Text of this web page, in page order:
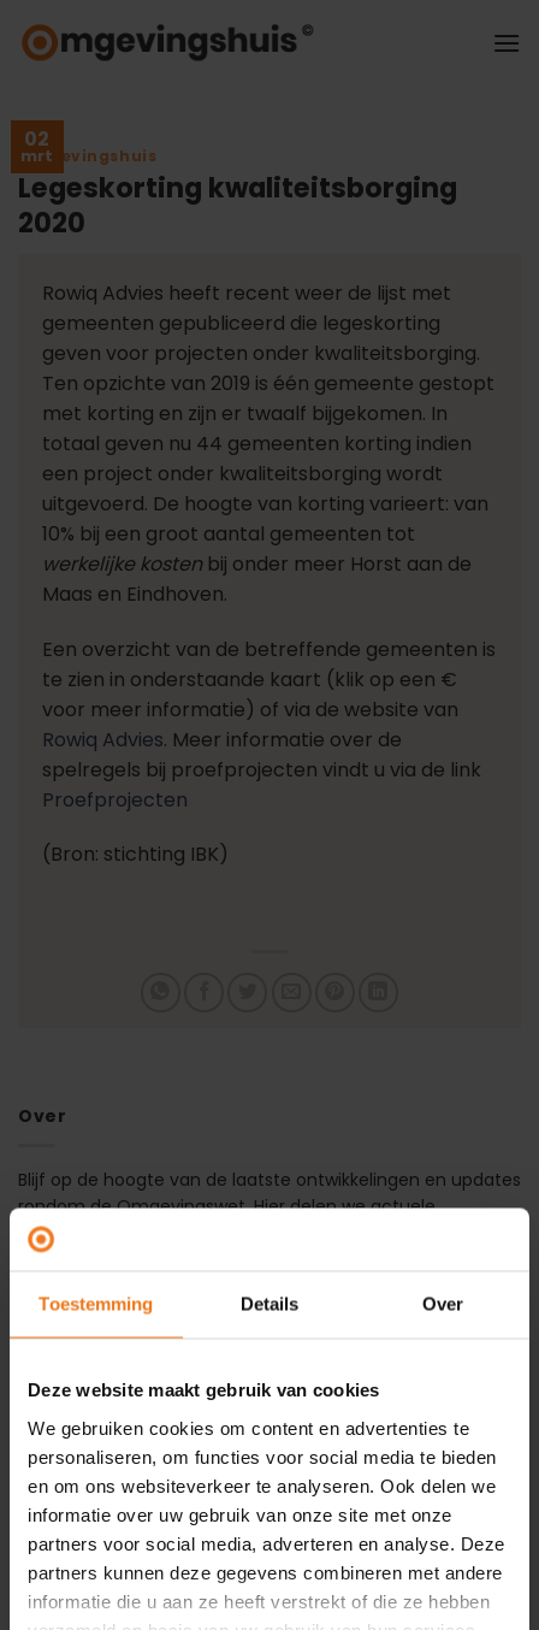
Toestemming Details Over
Deze website maakt gebruik van cookies
We gebruiken cookies om content en advertenties te
personaliseren, om functies voor social media te bieden
en om ons websiteverkeer te analyseren. Ook delen we
informatie over uw gebruik van onze site met onze
partners voor social media, adverteren en analyse. Deze
partners kunnen deze gegevens combineren met andere
informatie die u aan ze heeft verstrekt of die ze hebben
naar
02
mrt
Omgevingshuis
Legeskorting kwaliteitsborging
2020
Rowiq Advies heeft recent weer de lijst met
gemeenten gepubliceerd die legeskorting
geven voor projecten onder kwaliteitsborging.
Ten opzichte van 2019 is één gemeente gestopt
met korting en zijn er twaalf bijgekomen. In
totaal geven nu 44 gemeenten korting indien
een project onder kwaliteitsborging wordt
uitgevoerd. De hoogte van korting varieert: van
10% bij een groot aantal gemeenten tot
werkelijke kostenbij onder meer Horst aan de
Maas en Eindhoven.
Een overzicht van de betreffende gemeenten is
te zien in onderstaande kaart (klik op een €
voor meer informatie) of via de website van
Rowiq Advies. Meer informatie over de
spelregels bij proefprojecten vindt u via de link
Proefprojecten
(Bron: stichting IBK)
Over
Blijf op de hoogte van de laatste ontwikkelingen en updates
rondom de Omgevingswet. Hier delen we actuele
berichtgeving, belangrijke wijzigingen en updates rondom
Omgevingshuis.
Recente berichten
14 Hoe de Omgevingswet in 2025 verder vorm kreeg
13 Wet DBA? Zie het als een kans!
03
jul
Na 1 juli 2024 indienen aanvullingen niet meer mogelijk
via Omgevingsloket online (OLO)
03
jul
Besluit over verbouw onder Wkb naar 1 december 2024